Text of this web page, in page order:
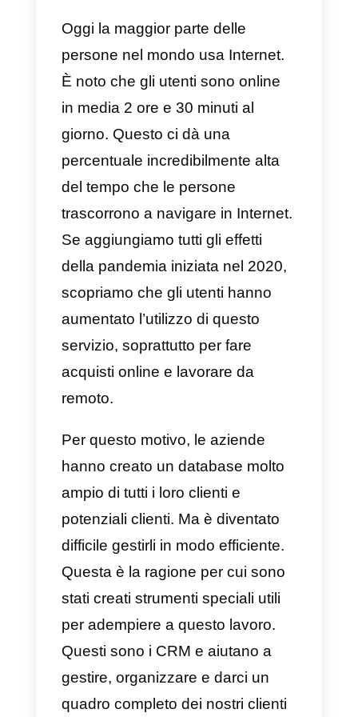
Quali strumenti
possono
integrare il
social CRM e
ottenere più
vendite?
Oggi la maggior parte delle
persone nel mondo usa Internet.
È noto che gli utenti sono online
in media 2 ore e 30 minuti al
giorno. Questo ci dà una
percentuale incredibilmente alta
del tempo che le persone
Se aggiungiamo tutti gli effetti
della pandemia iniziata nel 2020,
scopriamo che gli utenti hanno
aumentato l’utilizzo di questo
servizio, soprattutto per fare
acquisti online e lavorare da
remoto.
Per questo motivo, le aziende